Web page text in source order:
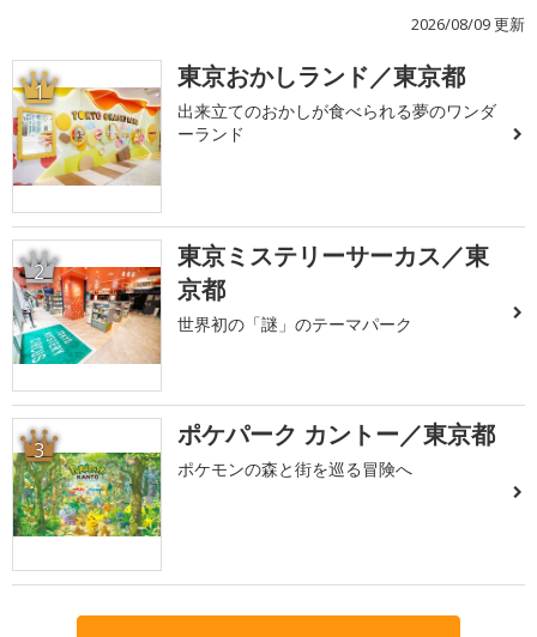
2026/08/09 更新
1 東京おかしランド／東京都
出来立てのおかしが食べられる夢のワンダ
ーランド
2
東京ミステリーサーカス／東
京都
世界初の「謎」のテーマパーク
3 ポケパーク カントー／東京都
ポケモンの森と街を巡る冒険へ